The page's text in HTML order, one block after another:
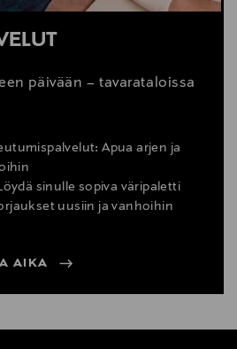
päivään – tavarataloissa
Apua arjen ja
sinulle sopiva väripaletti
uusiin ja vanhoihin
AIKA